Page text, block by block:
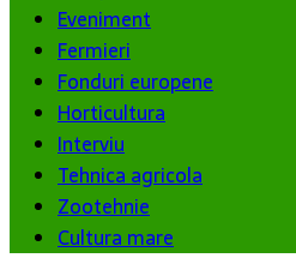
Eveniment
Fermieri
Fonduri europene
Horticultura
Interviu
Tehnica agricola
Zootehnie
Cultura mare